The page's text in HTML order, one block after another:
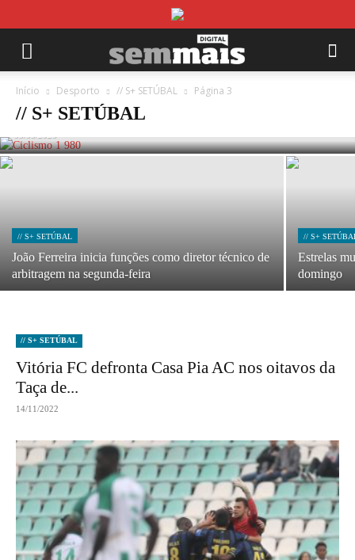
Início Desporto // S+ SETÚBAL Página 3
// S+ SETÚBAL
Pelotão da Volta a Portugal em Sines nos
próximos dois anos
// S+ SETÚBAL
João Ferreira inicia funções como diretor técnico de
arbitragem na segunda-feira
// S+
Estrelas
domingo
// S+ SETÚBAL
Vitória FC defronta Casa Pia AC nos oitavos da
Taça de...
14/11/2022